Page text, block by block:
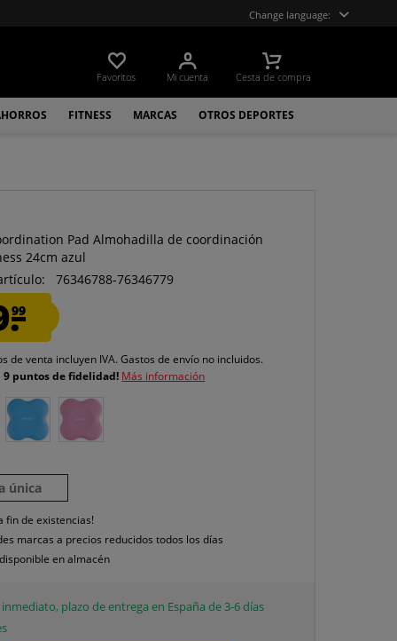
Change language:
Favoritos Mi cuenta Cesta de compra
FITNESS MARCAS OTROS DEPORTES
Pad Almohadilla de coordinación
24cm azul
76346788-76346779
99
de venta incluyen IVA.Gastos de envío no incluidos.
9 puntos de fidelidad! Más información
única
fin de existencias!
marcas a precios reducidos todos los días
en almacén
plazo de entrega en España de 3-6 días